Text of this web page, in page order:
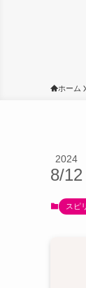
ホーム
2024
8/12
スピ